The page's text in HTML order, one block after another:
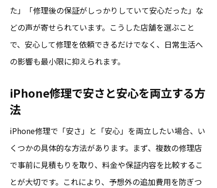
た」「修理後の保証がしっかりしていて安心だった」な
どの声が寄せられています。こうした店舗を選ぶこと
で、安心して修理を依頼できるだけでなく、日常生活へ
の影響も最小限に抑えられます。
iPhone修理で安さと安心を両立する方
法
iPhone修理で「安さ」と「安心」を両立したい場合、い
くつかの具体的な方法があります。まず、複数の修理店
で事前に見積もりを取り、料金や保証内容を比較するこ
とが大切です。これにより、予想外の追加費用を防ぎつ